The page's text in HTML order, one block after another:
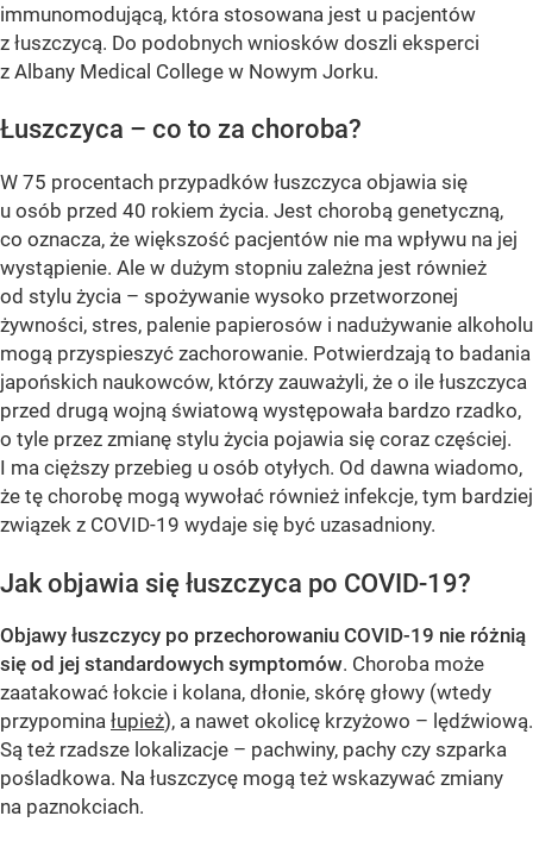
immunomodującą, która stosowana jest u pacjentów
z łuszczycą. Do podobnych wniosków doszli eksperci
z Albany Medical College w Nowym Jorku.
Łuszczyca – co to za choroba?
W 75 procentach przypadków łuszczyca objawia się
u osób przed 40 rokiem życia. Jest chorobą genetyczną,
co oznacza, że większość pacjentów nie ma wpływu na jej
wystąpienie. Ale w dużym stopniu zależna jest również
od stylu życia – spożywanie wysoko przetworzonej
żywności, stres, palenie papierosów i nadużywanie alkoholu
mogą przyspieszyć zachorowanie. Potwierdzają to badania
japońskich naukowców, którzy zauważyli, że o ile łuszczyca
przed drugą wojną światową występowała bardzo rzadko,
o tyle przez zmianę stylu życia pojawia się coraz częściej.
I ma cięższy przebieg u osób otyłych. Od dawna wiadomo,
że tę chorobę mogą wywołać również infekcje, tym bardziej
związek z COVID-19 wydaje się być uzasadniony.
Jak objawia się łuszczyca po COVID-19?
Objawy łuszczycy po przechorowaniu COVID-19 nie różnią
się od jej standardowych symptomów. Choroba może
zaatakować łokcie i kolana, dłonie, skórę głowy (wtedy
przypomina łupież), a nawet okolicę krzyżowo – lędźwiową.
Są też rzadsze lokalizacje – pachwiny, pachy czy szparka
pośladkowa. Na łuszczycę mogą też wskazywać zmiany
na paznokciach.